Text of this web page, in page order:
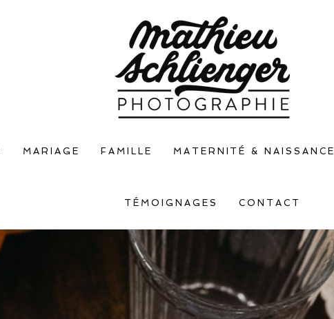
MARIAGE FAMILLE MATERNITÉ & NAISSANCE
TÉMOIGNAGES CONTACT